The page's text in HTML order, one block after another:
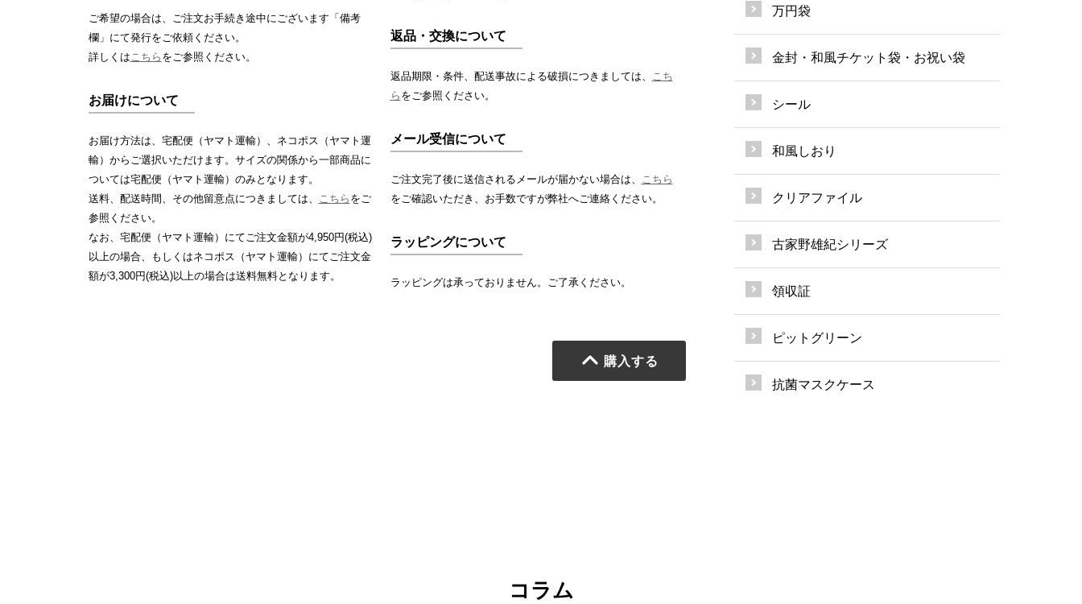
ご希望の場合は、ご注文お手続き途中にございます「備考
欄」にて発行をご依頼ください。
詳しくはこちら をご参照ください。
お届けについて
お届け方法は、宅配便（ヤマト運輸）、ネコポス（ヤマト運
輸）からご選択いただけます。サイズの関係から一部商品に
ついては宅配便（ヤマト運輸）のみとなります。
送料、配送時間、その他留意点につきましては、 こちら をご
参照ください。
なお、宅配便（ヤマト運輸）にてご注文金額が4,950円(税込)
以上の場合、もしくはネコポス（ヤマト運輸）にてご注文金
額が3,300円(税込)以上の場合は送料無料となります。
返品・交換について
返品期限・条件、配送事故による破損につきましては、 こち
ら をご参照ください。
メール受信について
ご注文完了後に送信されるメールが届かない場合は、 こちら
をご確認いただき、お手数ですが弊社へご連絡ください。
ラッピングについて
ラッピングは承っておりません。ご了承ください。
購入する
万円袋
金封・和風チケット袋・お祝い袋
シール
和風しおり
クリアファイル
古家野雄紀シリーズ
領収証
ピットグリーン
抗菌マスクケース
コラム